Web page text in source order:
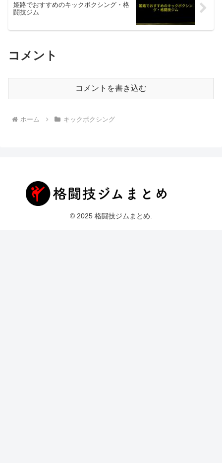
姫路でおすすめのキックボクシング・格
闘技ジム
コメント
コメントを書き込む
ホーム キックボクシング
© 2025 格闘技ジムまとめ.